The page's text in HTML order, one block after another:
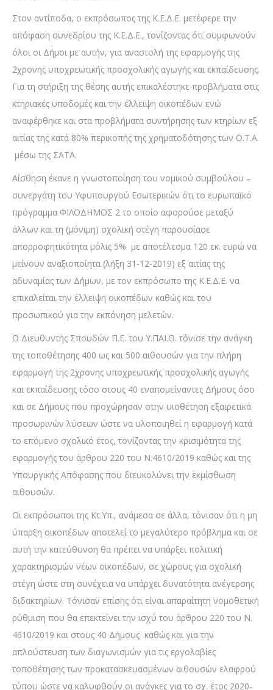
Στον αντίποδα, ο εκπρόσωπος της Κ.Ε.Δ.Ε. μετέφερε την
απόφαση συνεδρίου της Κ.Ε.Δ.Ε., τονίζοντας ότι συμφωνούν
όλοι οι Δήμοι με αυτήν, για αναστολή της εφαρμογής της
2χρονης υποχρεωτικής προσχολικής αγωγής και εκπαίδευσης.
Για τη στήριξη της θέσης αυτής επικαλέστηκε προβλήματα στις
κτηριακές υποδομές και την έλλειψη οικοπέδων ενώ
αναφέρθηκε και στα προβλήματα συντήρησης των κτηρίων εξ
αιτίας της κατά 80% περικοπής της χρηματοδότησης των Ο.Τ.Α.
μέσω της ΣΑΤΑ.
Αίσθηση έκανε η γνωστοποίηση του νομικού συμβούλου –
συνεργάτη του Υφυπουργού Εσωτερικών ότι το ευρωπαϊκό
πρόγραμμα ΦΙΛΟΔΗΜΟΣ 2 το οποίο αφορούσε μεταξύ
άλλων και τη (μόνιμη) σχολική στέγη παρουσίασε
απορροφητικότητα μόλις 5% με αποτέλεσμα 120 εκ. ευρώ να
μείνουν αναξιοποίητα (λήξη 31-12-2019) εξ αιτίας της
αδυναμίας των Δήμων, με τον εκπρόσωπο της Κ.Ε.Δ.Ε. να
επικαλείται την έλλειψη οικοπέδων καθώς και του
προσωπικού για την εκπόνηση μελετών.
Ο Διευθυντής Σπουδών Π.Ε. του Υ.ΠΑΙ.Θ. τόνισε την ανάγκη
της τοποθέτησης 400 ως και 500 αιθουσών για την πλήρη
εφαρμογή της 2χρονης υποχρεωτικής προσχολικής αγωγής
και εκπαίδευσης τόσο στους 40 εναπομείναντες Δήμους όσο
και σε Δήμους που προχώρησαν στην υιοθέτηση εξαιρετικά
προσωρινών λύσεων ώστε να υλοποιηθεί η εφαρμογή κατά
το επόμενο σχολικό έτος, τονίζοντας την κρισιμότητα της
εφαρμογής του άρθρου 220 του Ν.4610/2019 καθώς και της
Υπουργικής Απόφασης που διευκολύνει την εκμίσθωση
αιθουσών.
Οι εκπρόσωποι της Κτ.Υπ., ανάμεσα σε άλλα, τόνισαν ότι η μη
ύπαρξη οικοπέδων αποτελεί το μεγαλύτερο πρόβλημα και σε
αυτή την κατεύθυνση θα πρέπει να υπάρξει πολιτική
χαρακτηρισμών νέων οικοπέδων, σε χώρους για σχολική
στέγη ώστε στη συνέχεια να υπάρχει δυνατότητα ανέγερσης
διδακτηρίων. Τόνισαν επίσης ότι είναι απαραίτητη νομοθετική
ρύθμιση που θα επεκτείνει την ισχύ του άρθρου 220 του Ν.
4610/2019 και στους 40 Δήμους καθώς και για την
απλούστευση των διαγωνισμών για τις εργολαβίες
τοποθέτησης των προκατασκευασμένων αιθουσών ελαφρού
τύπου ώστε να καλυφθούν οι ανάγκες για το σχ. έτος 2020-